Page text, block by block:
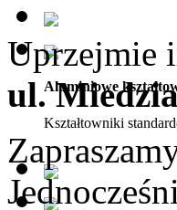
Aluminiowe
Kształtowniki
Uprzejmie
ul.